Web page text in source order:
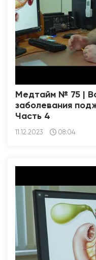
Медтайм № 75 |
заболевания
Часть 4
11.12.2023 08:04